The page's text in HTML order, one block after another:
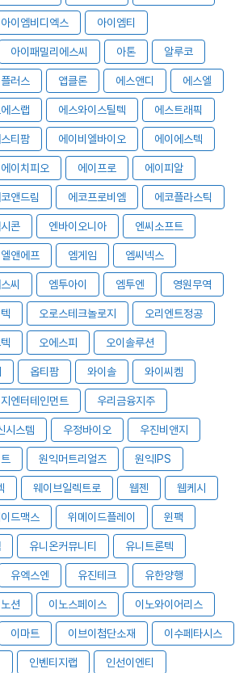
아이엠비디엑스 아이엠티
아이패밀리에스씨 아톤 알루코
러스 앱클론 에스앤디 에스엘
스랩 에스와이스틸텍 에스트래픽
티팜 에이비엘바이오 에이에스텍
에이치피오 에이프로 에이피알
앤드림 에코프로비엠 에코플라스틱
콘 엔바이오니아 엔씨소프트
엘앤에프 엠게임 엠씨넥스
씨 엠투아이 엠투엔 영원무역
오로스테크놀로지 오리엔트정공
오에스피 오이솔루션
옵티팜 와이솔 와이씨켐
엔터테인먼트 우리금융지주
시스템 우정바이오 우진비앤지
원익머트리얼즈 원익IPS
웨이브일렉트로 웹젠 웹케시
드맥스 위메이드플레이 윈팩
유니온커뮤니티 유니트론텍
유엑스엔 유진테크 유한양행
션 이노스페이스 이노와이어리스
이마트 이브이첨단소재 이수페타시스
인벤티지랩 인선이엔티